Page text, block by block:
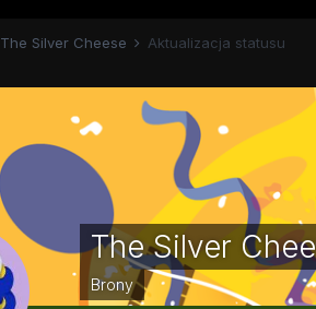
The Silver Cheese Aktualizacja statusu
The Silver
Brony